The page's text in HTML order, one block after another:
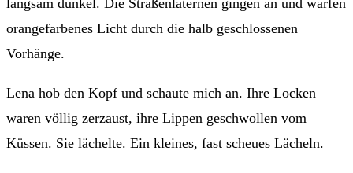
orangefarbenes Licht durch die halb geschlossenen
Vorhänge.
Lena hob den Kopf und schaute mich an. Ihre Locken
waren völlig zerzaust, ihre Lippen geschwollen vom
Küssen. Sie lächelte. Ein kleines, fast scheues Lächeln.